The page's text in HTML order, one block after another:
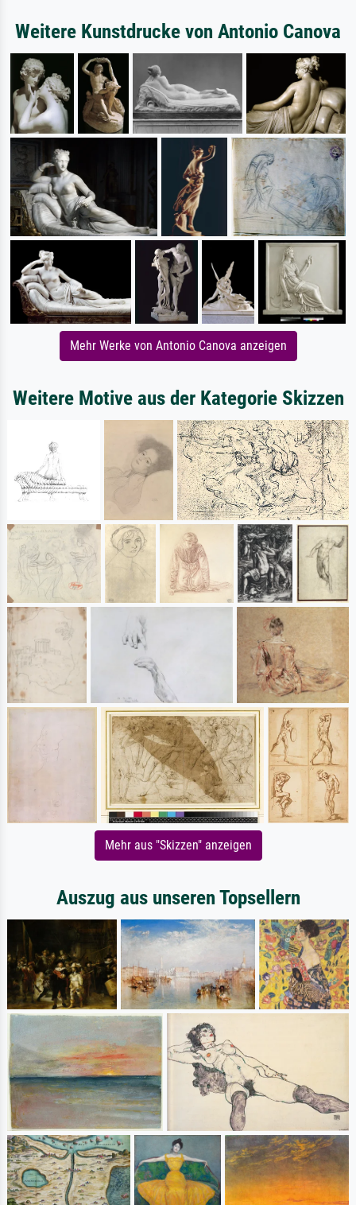
Weitere Kunstdrucke von Antonio Canova
Mehr Werke von Antonio Canova anzeigen
Weitere Motive aus der Kategorie Skizzen
Mehr aus "Skizzen" anzeigen
Auszug aus unseren Topsellern